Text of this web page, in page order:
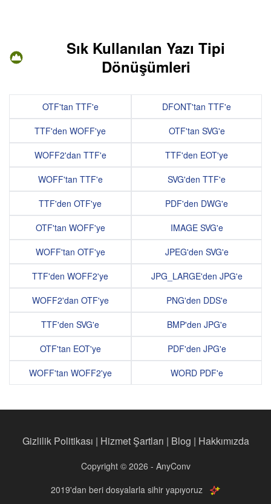
Sık Kullanılan Yazı Tipi
Dönüşümleri
OTF'tan TTF'e
TTF'den WOFF'ye
WOFF2'dan TTF'e
WOFF'tan TTF'e
TTF'den OTF'ye
OTF'tan WOFF'ye
WOFF'tan OTF'ye
TTF'den WOFF2'ye
WOFF2'dan OTF'ye
TTF'den SVG'e
OTF'tan EOT'ye
WOFF'tan WOFF2'ye
DFONT'tan TTF'e
OTF'tan SVG'e
TTF'den EOT'ye
SVG'den TTF'e
PDF'den DWG'e
IMAGE SVG'e
JPEG'den SVG'e
JPG_LARGE'den JPG'e
PNG'den DDS'e
BMP'den JPG'e
PDF'den JPG'e
WORD PDF'e
Gizlilik Politikası | Hizmet Şartları | Blog | Hakkımızda
Copyright © 2026 - AnyConv
2019'dan beri dosyalarla sihir yapıyoruz